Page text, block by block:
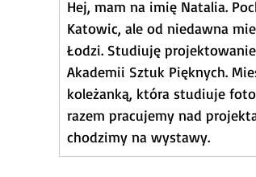
Hej, mam na imię Natalia.
Katowic, ale od niedawna
Łodzi. Studiuję
Akademii Sztuk Pięknych.
koleżanką, która studiuje
razem pracujemy nad
chodzimy na wystawy.